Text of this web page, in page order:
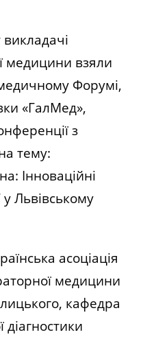
медицини взяли
Форумі,
«ГалМед»,
з
тему:
Інноваційні
у Львівському
асоціація
медицини
кафедра
діагностики